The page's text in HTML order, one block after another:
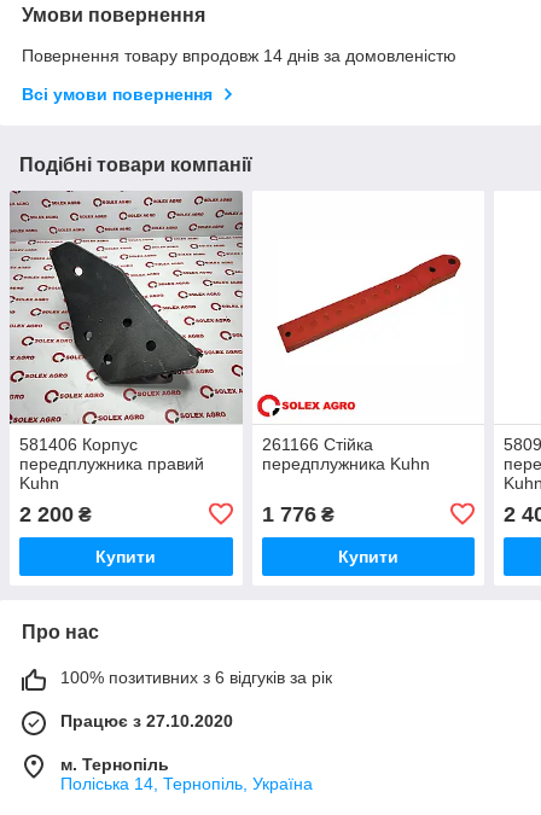
Умови повернення
Повернення товару впродовж 14 днів за домовленістю
Всі умови повернення
Подібні товари компанії
581406 Корпус
передплужника правий
Kuhn
2 200 ₴
Купити
261166 Стійка
передплужника Kuhn
1 776₴
Купити
2
Про нас
100% позитивних з 6 відгуків за рік
Працює з 27.10.2020
м. Тернопіль
Поліська 14, Тернопіль, Україна